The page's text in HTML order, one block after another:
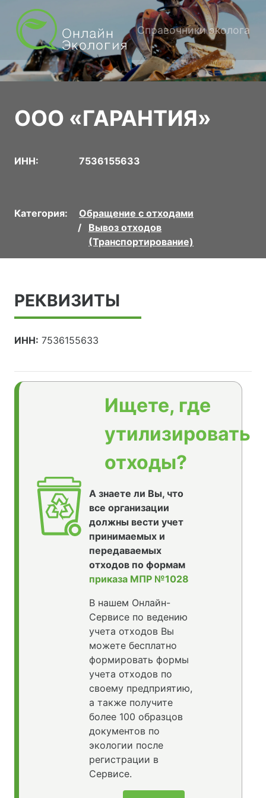
Справочники эколога
ООО «ГАРАНТИЯ»
ИНН: 7536155633
Категория:
Обращение с отходами
Вывоз отходов
(Транспортирование)
РЕКВИЗИТЫ
ИНН: 7536155633
Ищете, где
утилизировать
отходы?
А знаете ли Вы, что
все организации
должны вести учет
принимаемых и
передаваемых
отходов по формам
приказа МПР №1028
В нашем Онлайн-
Сервисе по ведению
учета отходов Вы
можете бесплатно
формировать формы
учета отходов по
своему предприятию,
а также получите
более 100 образцов
документов по
экологии после
регистрации в
Сервисе.